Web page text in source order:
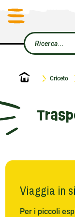
Home Criceto
Viaggia in
Per i piccoli